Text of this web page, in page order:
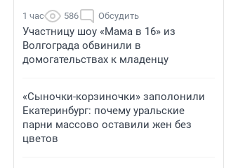
1 час 586 Обсудить
Участницу шоу «Мама в 16» из
Волгограда обвинили в
домогательствах к младенцу
«Сыночки-корзиночки» заполонили
Екатеринбург: почему уральские
парни массово оставили жен без
цветов